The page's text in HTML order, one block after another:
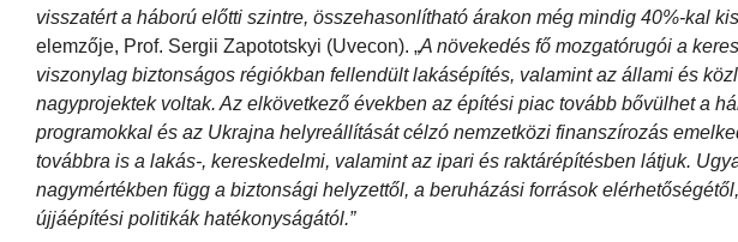
visszatért a háború előtti szintre, összehasonlítható árakon még mindig 40%-kal
elemzője, Prof. Sergii Zapototskyi (Uvecon). „A növekedés fő mozgatórugói a
viszonylag biztonságos régiókban fellendült lakásépítés, valamint az állami és
nagyprojektek voltak. Az elkövetkező években az építési piac tovább bővülhet a
programokkal és az Ukrajna helyreállítását célzó nemzetközi finanszírozás
továbbra is a lakás-, kereskedelmi, valamint az ipari és raktárépítésben látjuk.
nagymértékben függ a biztonsági helyzettől, a beruházási források
újjáépítési politikák hatékonyságától.”